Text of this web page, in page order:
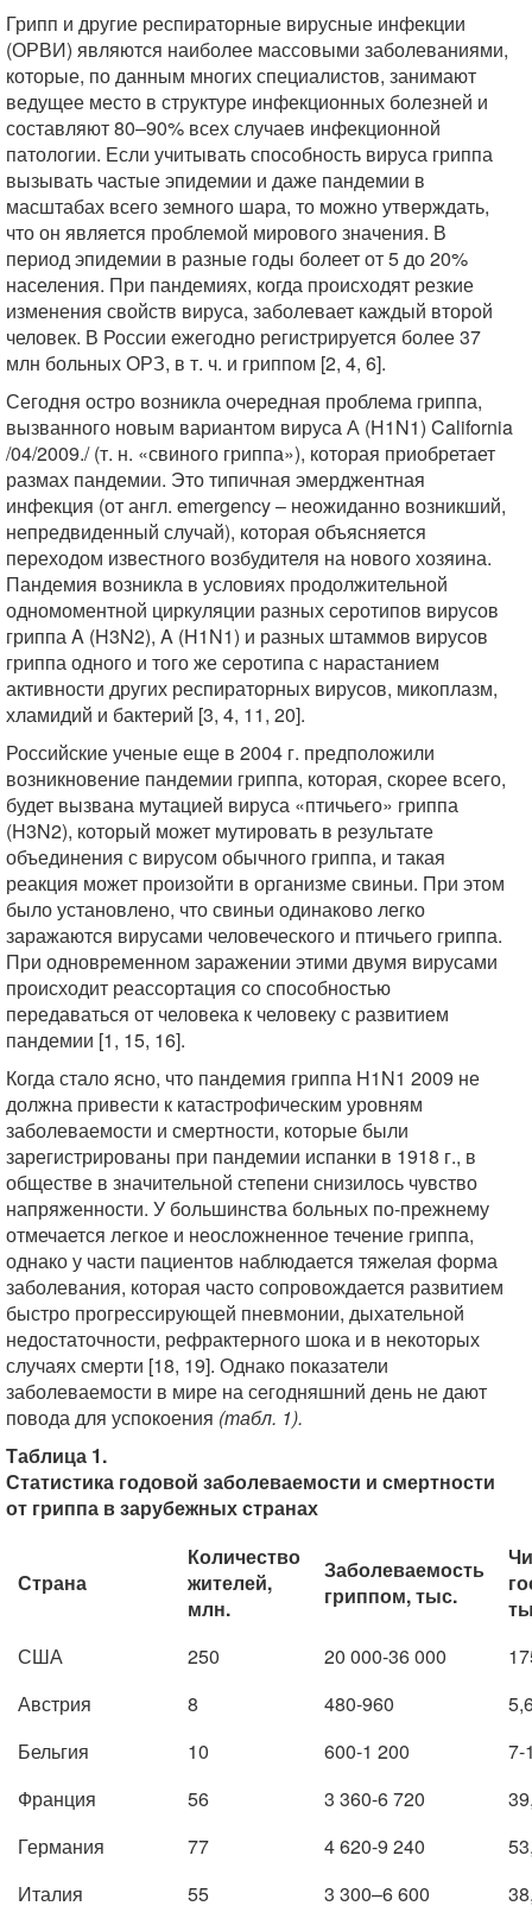
Грипп и другие респираторные вирусные инфекции
(ОРВИ) являются наиболее массовыми заболеваниями,
которые, по данным многих специалистов, занимают
ведущее место в структуре инфекционных болезней и
составляют 80–90% всех случаев инфекционной
патологии. Если учитывать способность вируса гриппа
вызывать частые эпидемии и даже пандемии в
масштабах всего земного шара, то можно утверждать,
что он является проблемой мирового значения. В
период эпидемии в разные годы болеет от 5 до 20%
населения. При пандемиях, когда происходят резкие
изменения свойств вируса, заболевает каждый второй
человек. В России ежегодно регистрируется более 37
млн больных ОРЗ, в т. ч. и гриппом [2, 4, 6].
Сегодня остро возникла очередная проблема гриппа,
вызванного новым вариантом вируса А (Н1N1) California
/04/2009./ (т. н. «свиного гриппа»), которая приобретает
размах пандемии. Это типичная эмерджентная
инфекция (от англ. emergency – неожиданно возникший,
непредвиденный случай), которая объясняется
переходом известного возбудителя на нового хозяина.
Пандемия возникла в условиях продолжительной
одномоментной циркуляции разных серотипов вирусов
гриппа A (H3N2), A (H1N1) и разных штаммов вирусов
гриппа одного и того же серотипа с нарастанием
активности других респираторных вирусов, микоплазм,
хламидий и бактерий [3, 4, 11, 20].
Российские ученые еще в 2004 г. предположили
возникновение пандемии гриппа, которая, скорее всего,
будет вызвана мутацией вируса «птичьего» гриппа
(H3N2), который может мутировать в результате
объединения с вирусом обычного гриппа, и такая
реакция может произойти в организме свиньи. При этом
было установлено, что свиньи одинаково легко
заражаются вирусами человеческого и птичьего гриппа.
При одновременном заражении этими двумя вирусами
происходит реассортация со способностью
передаваться от человека к человеку с развитием
пандемии [1, 15, 16].
Когда стало ясно, что пандемия гриппа H1N1 2009 не
должна привести к катастрофическим уровням
заболеваемости и смертности, которые были
зарегистрированы при пандемии испанки в 1918 г., в
обществе в значительной степени снизилось чувство
напряженности. У большинства больных по-прежнему
отмечается легкое и неосложненное течение гриппа,
однако у части пациентов наблюдается тяжелая форма
заболевания, которая часто сопровождается развитием
быстро прогрессирующей пневмонии, дыхательной
недостаточности, рефрактерного шока и в некоторых
случаях смерти [18, 19]. Однако показатели
заболеваемости в мире на сегодняшний день не дают
повода для успокоения (табл. 1).
Таблица 1.
Статистика годовой заболеваемости и смертности
от гриппа в зарубежных странах
Страна
Количество
жителей,
млн.
Заболеваемость
гриппом, тыс.
США
250 20 000-36 000
Австрия
8 480-960
Бельгия
10 600-1 200
7-
Франция
56 3 360-6 720
Германия
77 4 620-9 240
Италия
55 3 300–6 600